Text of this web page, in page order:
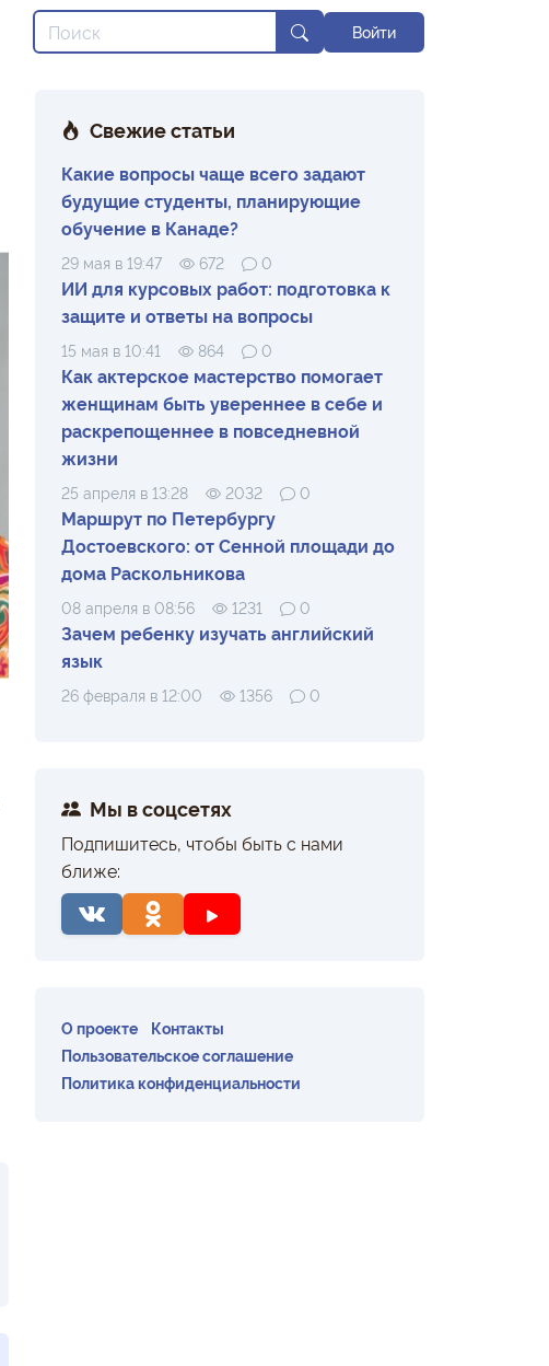
Войти
Свежие статьи
Какие вопросы чаще всего задают
будущие студенты, планирующие
обучение в Канаде?
29 мая в 19:47 672 0
ИИ для курсовых работ: подготовка к
защите и ответы на вопросы
15 мая в 10:41 864 0
Как актерское мастерство помогает
женщинам быть увереннее в себе и
раскрепощеннее в повседневной
жизни
25 апреля в 13:28 2032 0
Маршрут по Петербургу
Достоевского: от Сенной площади до
дома Раскольникова
08 апреля в 08:56 1231 0
Зачем ребенку изучать английский
язык
26 февраля в 12:00 1356 0
Мы в соцсетях
Подпишитесь, чтобы быть с нами
ближе:
О проекте
Контакты
Пользовательское соглашение
Политика конфиденциальности